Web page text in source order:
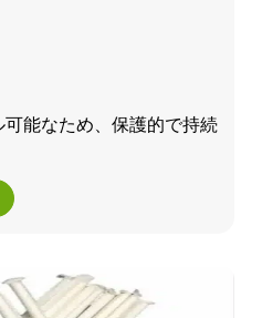
能なため、保護的で持続